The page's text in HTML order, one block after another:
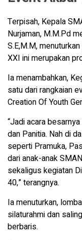
Terpisah, Kepala
Nurjaman, M.M.Pd
S.E,M.M,
XXI ini merupakan
Ia menambahkan,
satu dari rangkaian
Creation Of Youth
“Jadi acara
dan Panitia. Nah di
seperti Pramuka,
dari anak-anak
sekaligus kegiatan
40,” terangnya.
Ia menuturkan,
silaturahmi dan
berbaris.